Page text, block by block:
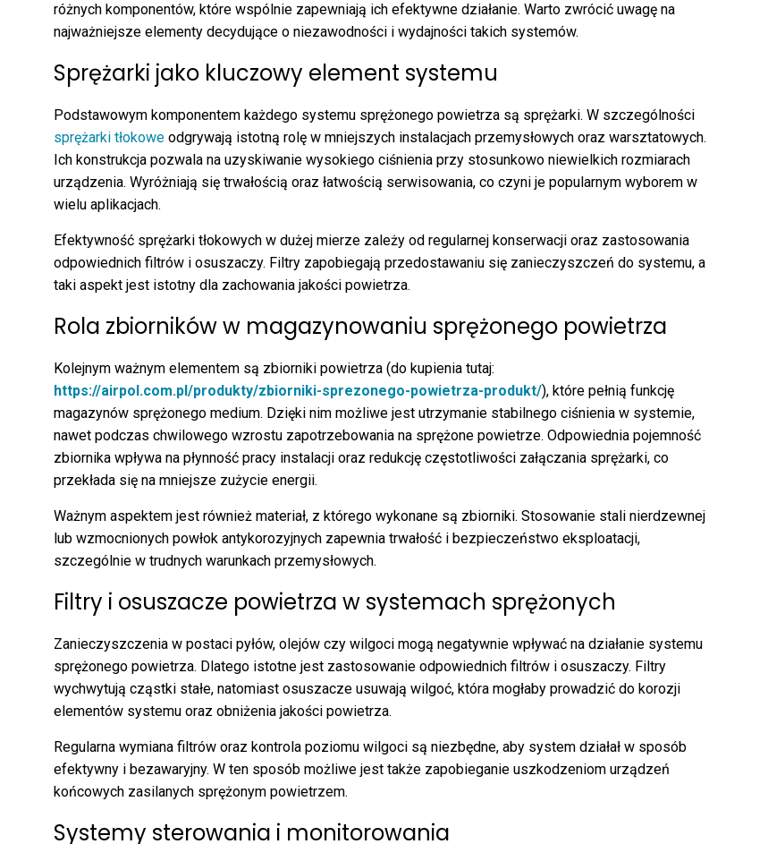
różnych komponentów, które wspólnie zapewniają ich efektywne działanie. Warto zwrócić uwagę na
najważniejsze elementy decydujące o niezawodności i wydajności takich systemów.
Sprężarki jako kluczowy element systemu
Podstawowym komponentem każdego systemu sprężonego powietrza są sprężarki. W szczególności
sprężarki tłokowe odgrywają istotną rolę w mniejszych instalacjach przemysłowych oraz warsztatowych.
Ich konstrukcja pozwala na uzyskiwanie wysokiego ciśnienia przy stosunkowo niewielkich rozmiarach
urządzenia. Wyróżniają się trwałością oraz łatwością serwisowania, co czyni je popularnym wyborem w
wielu aplikacjach.
Efektywność sprężarki tłokowych w dużej mierze zależy od regularnej konserwacji oraz zastosowania
odpowiednich filtrów i osuszaczy. Filtry zapobiegają przedostawaniu się zanieczyszczeń do systemu, a
taki aspekt jest istotny dla zachowania jakości powietrza.
Rola zbiorników w magazynowaniu sprężonego powietrza
Kolejnym ważnym elementem są zbiorniki powietrza (do kupienia tutaj:
https://airpol.com.pl/produkty/zbiorniki-sprezonego-powietrza-produkt/), które pełnią funkcję
magazynów sprężonego medium. Dzięki nim możliwe jest utrzymanie stabilnego ciśnienia w systemie,
nawet podczas chwilowego wzrostu zapotrzebowania na sprężone powietrze. Odpowiednia pojemność
zbiornika wpływa na płynność pracy instalacji oraz redukcję częstotliwości załączania sprężarki, co
przekłada się na mniejsze zużycie energii.
Ważnym aspektem jest również materiał, z którego wykonane są zbiorniki. Stosowanie stali nierdzewnej
lub wzmocnionych powłok antykorozyjnych zapewnia trwałość i bezpieczeństwo eksploatacji,
szczególnie w trudnych warunkach przemysłowych.
Filtry i osuszacze powietrza w systemach sprężonych
Zanieczyszczenia w postaci pyłów, olejów czy wilgoci mogą negatywnie wpływać na działanie systemu
sprężonego powietrza. Dlatego istotne jest zastosowanie odpowiednich filtrów i osuszaczy. Filtry
wychwytują cząstki stałe, natomiast osuszacze usuwają wilgoć, która mogłaby prowadzić do korozji
elementów systemu oraz obniżenia jakości powietrza.
Regularna wymiana filtrów oraz kontrola poziomu wilgoci są niezbędne, aby system działał w sposób
efektywny i bezawaryjny. W ten sposób możliwe jest także zapobieganie uszkodzeniom urządzeń
końcowych zasilanych sprężonym powietrzem.
Systemy sterowania i monitorowania